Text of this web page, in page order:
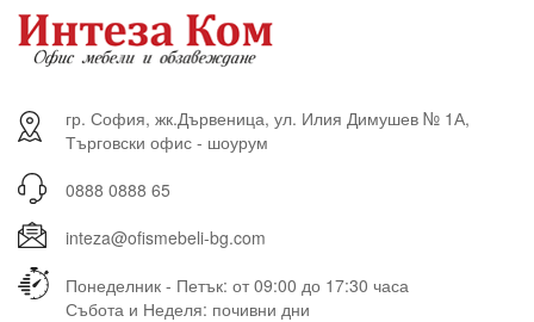
гр. София, жк.Дървеница, ул. Илия Димушев № 1А,
Търговски офис - шоурум
0888 0888 65
inteza@ofismebeli-bg.com
Понеделник - Петък: от 09:00 до 17:30 часа
Събота и Неделя: почивни дни